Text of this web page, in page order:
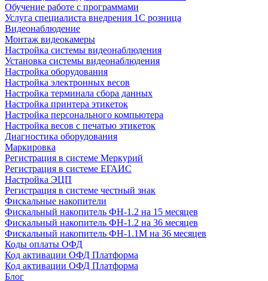
Обучение работе с программами
Услуга специалиста внедрения 1С розница
Видеонаблюдение
Монтаж видеокамеры
Настройка системы видеонаблюдения
Установка системы видеонаблюдения
Настройка оборудования
Настройка электронных весов
Настройка терминала сбора данных
Настройка принтера этикеток
Настройка персонального компьютера
Настройка весов с печатью этикеток
Диагностика оборудования
Маркировка
Регистрация в системе Меркурий
Регистрация в системе ЕГАИС
Настройка ЭЦП
Регистрация в системе честный знак
Фискальные накопители
Фискальный накопитель ФН-1.2 на 15 месяцев
Фискальный накопитель ФН-1.2 на 36 месяцев
Фискальный накопитель ФН-1.1М на 36 месяцев
Коды оплаты ОФД
Код активации ОФД Платформа
Код активации ОФД Платформа
Блог